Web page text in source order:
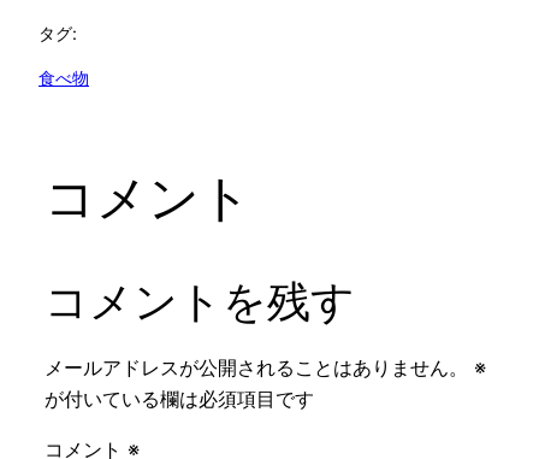
タグ:
食べ物
コメント
コメントを残す
メールアドレスが公開されることはありません。
※
が付いている欄は必須項目です
コメント ※